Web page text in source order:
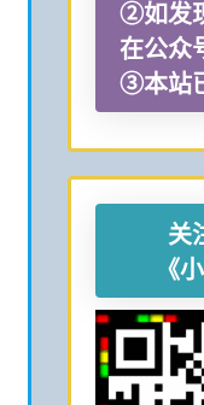
②如发
在公众
③本站
关
《